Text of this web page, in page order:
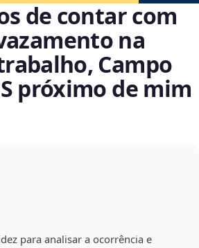
de contar com
na
Campo
próximo de mim
para analisar a ocorrência e